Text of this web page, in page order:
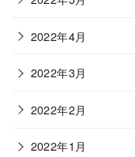
2022年4月
2022年3月
2022年2月
2022年1月